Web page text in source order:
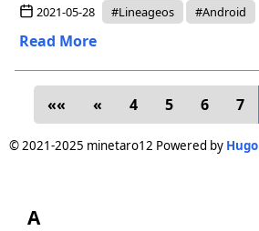
2021-05-28 #Lineageos #Android
Read More
«« « 4 5 6 7
© 2021-2025 minetaro12 Powered by Hugo
A